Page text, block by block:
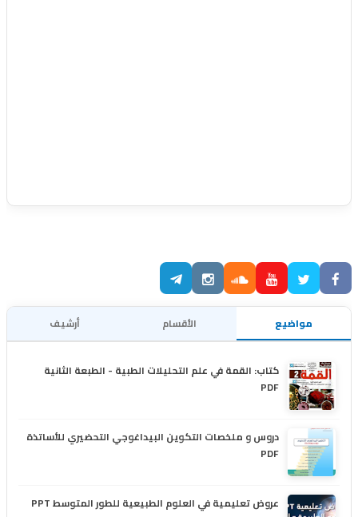
مواضيع الأقسام أرشيف
كتاب: القمة في علم التحليلات الطبية - الطبعة الثانية
PDF
دروس و ملخصات التكوين البيداغوجي التحضيري للأساتذة
PDF
عروض تعليمية في العلوم الطبيعية للطور المتوسط PPT